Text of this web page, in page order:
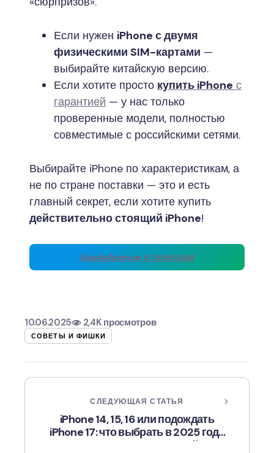
Если нужен iPhone с двумя
физическими SIM-картами —
выбирайте китайскую версию.
Если хотите просто купить iPhone с
гарантией — у нас только
проверенные модели, полностью
совместимые с российскими сетями.
Выбирайте iPhone по характеристикам, а
не по стране поставки — это и есть
главный секрет, если хотите купить
действительно стоящий iPhone!
AppleAvenue в телеграм
10.06.2025 2,4K просмотров
СОВЕТЫ И ФИШКИ
СЛЕДУЮЩАЯ СТАТЬЯ
iPhone 14, 15, 16 или подождать
iPhone 17: что выбрать в 2025 году
среди базовых моделей